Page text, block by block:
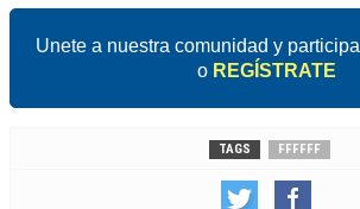
Unete a nuestra comunidad y participa
o REGÍSTRATE
TAGS FFFFFF